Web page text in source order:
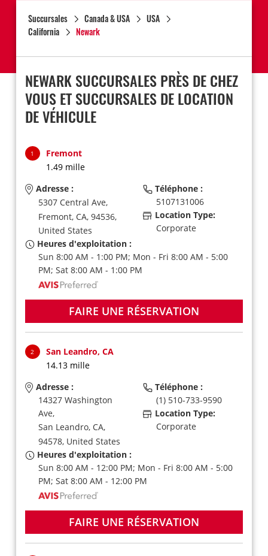
Succursales Canada & USA
USA
California
Newark
NEWARK SUCCURSALES PRÈS DE CHEZ
VOUS ET SUCCURSALES DE LOCATION
DE VÉHICULE
1
Fremont
1.49 mille
Adresse :
5307 Central Ave,
Fremont, CA, 94536,
United States
Téléphone :
5107131006
Location Type:
Corporate
Heures d'exploitation :
Sun 8:00 AM - 1:00 PM; Mon - Fri 8:00 AM - 5:00
PM; Sat 8:00 AM - 1:00 PM
FAIRE UNE RÉSERVATION
2
San Leandro, CA
14.13 mille
Adresse :
14327 Washington
Ave,
San Leandro, CA,
94578, United States
Téléphone :
(1) 510-733-9590
Location Type:
Corporate
Heures d'exploitation :
Sun 8:00 AM - 12:00 PM; Mon - Fri 8:00 AM - 5:00
PM; Sat 8:00 AM - 12:00 PM
FAIRE UNE RÉSERVATION